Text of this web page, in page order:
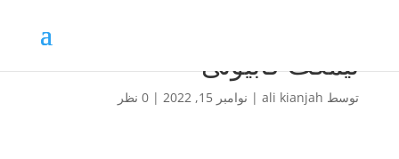
نیمکت گابیونی
توسط ali kianjah
| نوامبر 15, 2022 | 0 نظر